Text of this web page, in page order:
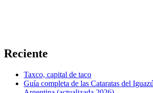
Reciente
Taxco, capital de taco
Guía completa de las Cataratas del